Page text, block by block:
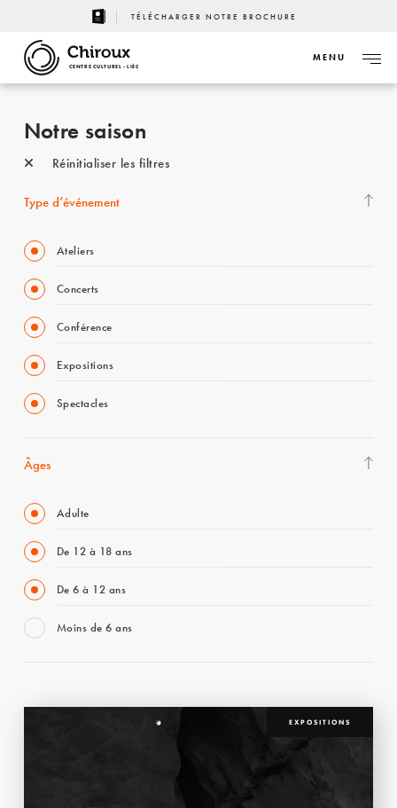
TÉLÉCHARGER NOTRE BROCHURE
CENTRE CULTUREL - LIÈGE
MENU
Notre saison
Réinitialiser les filtres
Type d’événement
Ateliers
Concerts
Conférence
Expositions
Spectacles
Âges
Adulte
De 12 à 18 ans
De 6 à 12 ans
Moins de 6 ans
EXPOSITIONS